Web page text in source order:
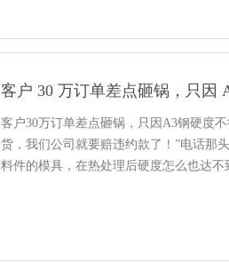
客户 30 万订单差点砸锅，只因
客户30万订单差点砸锅，只因A3钢硬度
货，我们公司就要赔违约款了！”电话那
料件的模具，在热处理后硬度怎么也达不